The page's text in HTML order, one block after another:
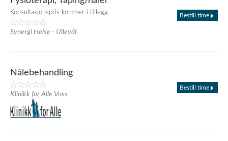
Konsultasjonspris kommer i tillegg.
Synergi Helse - Ullevål
Bestill time
Nålebehandling
Klinikk for Alle Voss
Bestill time